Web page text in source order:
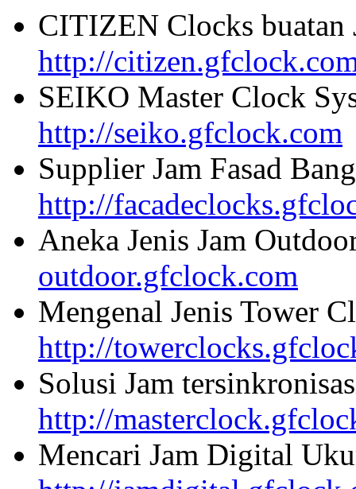
CITIZEN Clocks buatan
http://
SEIKO Master Clock
http://seiko.gfclock.com
Supplier Jam Fasad
http://
Aneka Jenis Jam
outdoor.gfclock.com
Mengenal Jenis Tower
http://
Solusi Jam
http://
Mencari Jam Digital